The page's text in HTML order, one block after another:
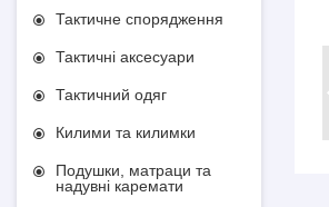
Тактичне спорядження
Тактичні аксесуари
Тактичний одяг
Килими та килимки
Подушки, матраци та
надувні каремати